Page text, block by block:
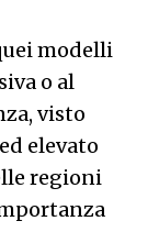
modelli
o al
visto
elevato
regioni